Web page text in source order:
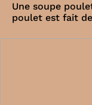
Une soupe
poulet est fait